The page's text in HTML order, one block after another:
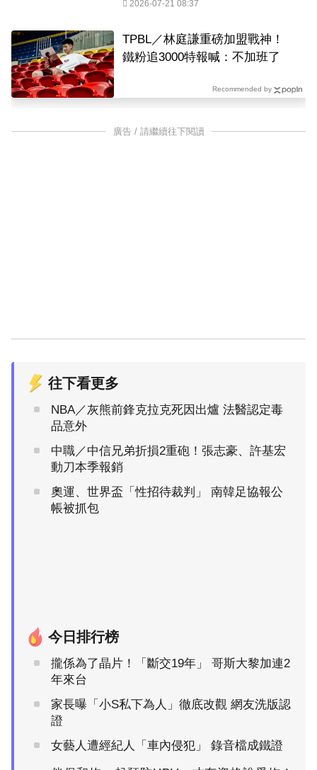
2026-07-21 08:37
TPBL／林庭謙重磅加盟戰神！
鐵粉追3000特報喊：不加班了
Recommended by
廣告 / 請繼續往下閱讀
往下看更多
NBA／灰熊前鋒克拉克死因出爐 法醫認定毒
品意外
中職／中信兄弟折損2重砲！張志豪、許基宏
動刀本季報銷
奧運、世界盃「性招待裁判」 南韓足協報公
帳被抓包
今日排行榜
攏係為了晶片！「斷交19年」 哥斯大黎加連2
年來台
家長曝「小S私下為人」徹底改觀 網友洗版認
證
女藝人遭經紀人「車內侵犯」 錄音檔成鐵證